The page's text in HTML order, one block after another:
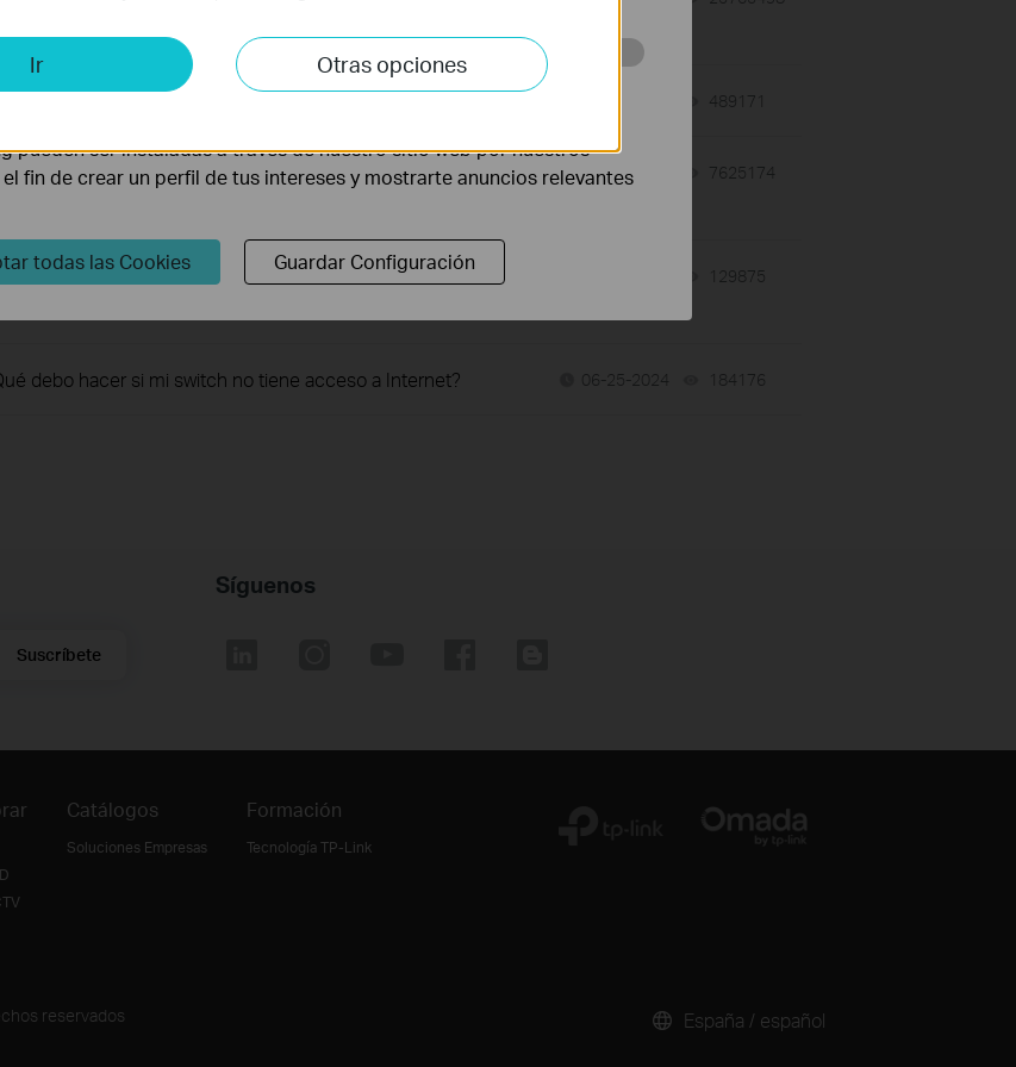
encontrar el número de serie en dispositivos TP-Link 489171
encontrar el número de modelo de tu dispositivo TP-
07-15-2026 7625174
debo hacer si mi Internet desde el conmutador es
129875
debo hacer si mi switch no tiene acceso a Internet? 06-25-2024 184176
Suscríbete
Síguenos
Catálogos
Soluciones Empresas
Formación
Tecnología TP-Link
reservados España / español
Ir Otras opciones
permiten analizar tus actividades en nuestro sitio web con el fin de
del mismo.
pueden ser instaladas a través de nuestro sitio web por nuestros
fin de crear un perfil de tus intereses y mostrarte anuncios relevantes
todas las Cookies Guardar Configuración